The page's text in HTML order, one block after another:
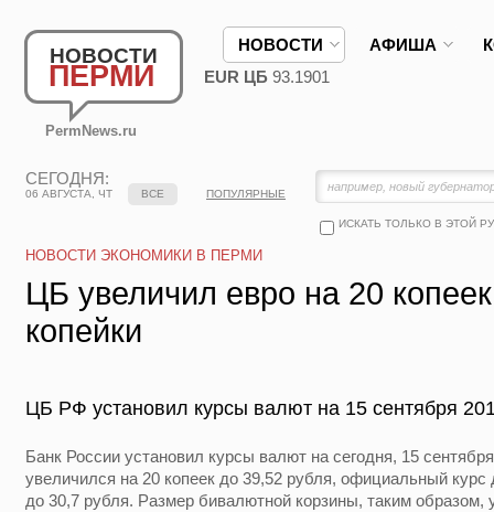
НОВОСТИ
ПЕРМИ
PermNews.ru
НОВОСТИ АФИША
EUR ЦБ 93.1901
СЕГОДНЯ:
06 АВГУСТА, ЧТ
ИСКАТЬ ТОЛЬКО В ЭТОЙ
ВСЕ ПОПУЛЯРНЫЕ
НОВОСТИ ЭКОНОМИКИ В ПЕРМИ
ЦБ увеличил евро на 20
копейки
ЦБ РФ установил курсы валют на 15 сентября
Банк России установил курсы валют на сегодня, 15
увеличился на 20 копеек до 39,52 рубля, официальный курс
до 30,7 рубля. Размер бивалютной корзины, таким образом,